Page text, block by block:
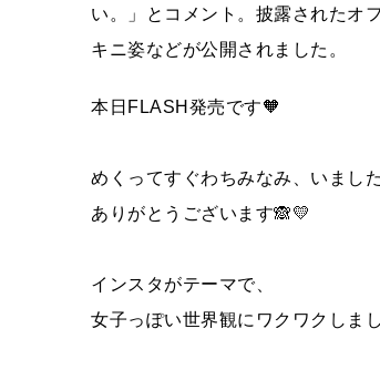
い。」とコメント。披露されたオ
キニ姿などが公開されました。
本日FLASH発売です🧡
めくってすぐわちみなみ、いまし
ありがとうございます🙈💛
インスタがテーマで、
女子っぽい世界観にワクワクしま